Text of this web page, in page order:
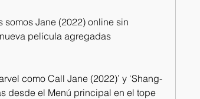
Jane (2022) online sin
película agregadas
como Call Jane (2022)’ y ‘Shang-
desde el Menú principal en el tope